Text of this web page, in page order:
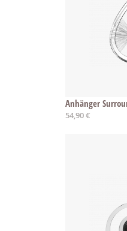
Anhänger
54,90 €